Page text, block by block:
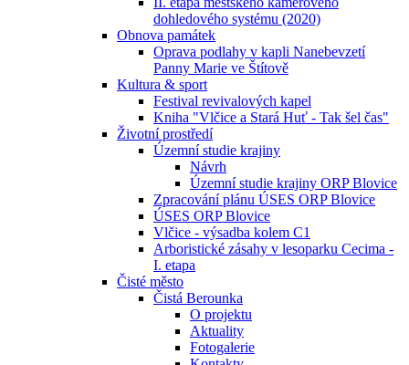
dohledového systému (2020)
Obnova památek
Oprava podlahy v kapli Nanebevzetí
Panny Marie ve Štítově
Kultura & sport
Festival revivalových kapel
Kniha "Vlčice a Stará Huť - Tak šel čas"
Životní prostředí
Územní studie krajiny
Návrh
Územní studie krajiny ORP Blovice
Zpracování plánu ÚSES ORP Blovice
ÚSES ORP Blovice
Vlčice - výsadba kolem C1
Arboristické zásahy v lesoparku Cecima -
I. etapa
Čisté město
Čistá Berounka
O projektu
Aktuality
Fotogalerie